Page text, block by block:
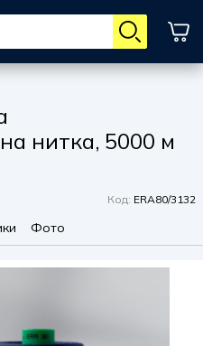
нитка, 5000 м
Код: ERA80/3132
Фото